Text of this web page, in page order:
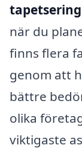
när du
finns flera
genom att
bättre
olika
viktigaste